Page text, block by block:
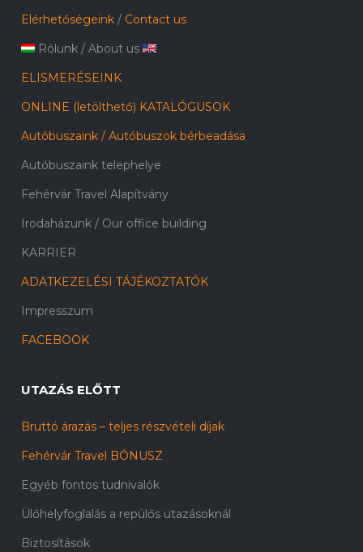
Elérhetőségeink / Contact us
Rólunk /About us
ELISMERÉSEINK
ONLINE (letölthető) KATALÓGUSOK
Autóbuszaink / Autóbuszok bérbeadása
Autóbuszaink telephelye
Fehérvár Travel Alapítvány
Irodaházunk / Our office building
KARRIER
ADATKEZELÉSI TÁJÉKOZTATÓK
Impresszum
FACEBOOK
UTAZÁS ELŐTT
Bruttó árazás – teljes részvételi díjak
Fehérvár Travel BÓNUSZ
Egyéb fontos tudnivalók
Ülőhelyfoglalás a repülős utazásoknál
Biztosítások